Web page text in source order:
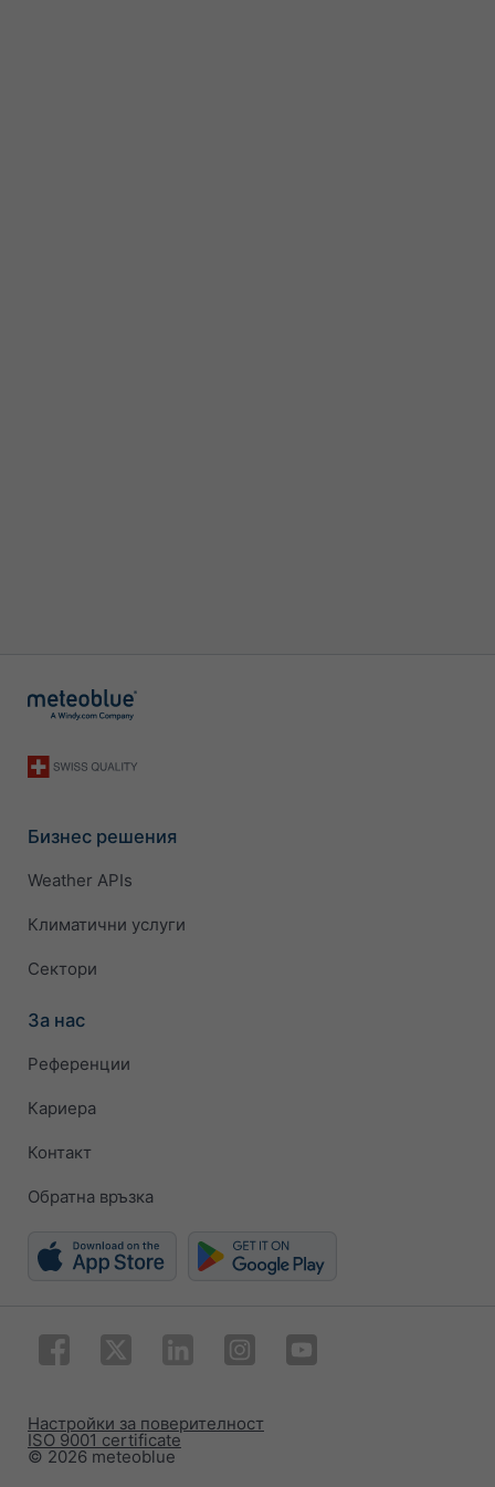
Бизнес решения
Weather APIs
Климатични услуги
Сектори
За нас
Референции
Кариера
Контакт
Обратна връзка
© 2026 meteoblue
ISO 9001 certificate
Настройки за поверителност